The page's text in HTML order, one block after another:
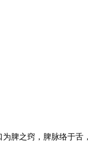
脾之窍，脾脉络于